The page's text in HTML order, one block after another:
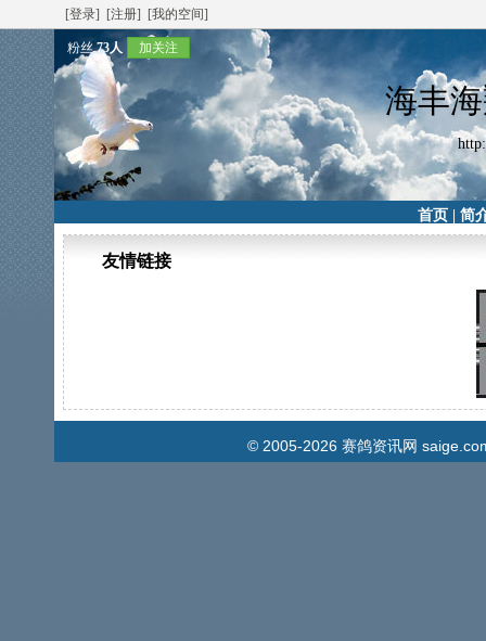
[登录] [注册] [我的空间]
粉丝73人 加关注
海丰
首页 简
友情链接
© 2005-2026 赛鸽资讯网